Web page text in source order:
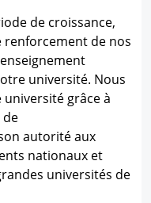
de croissance,
renforcement de nos
université. Nous
grâce à
de
autorité aux
nationaux et
universités de